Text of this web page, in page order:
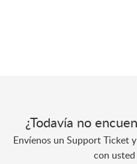
¿Todavía no
Envíenos un Support Ticket
con